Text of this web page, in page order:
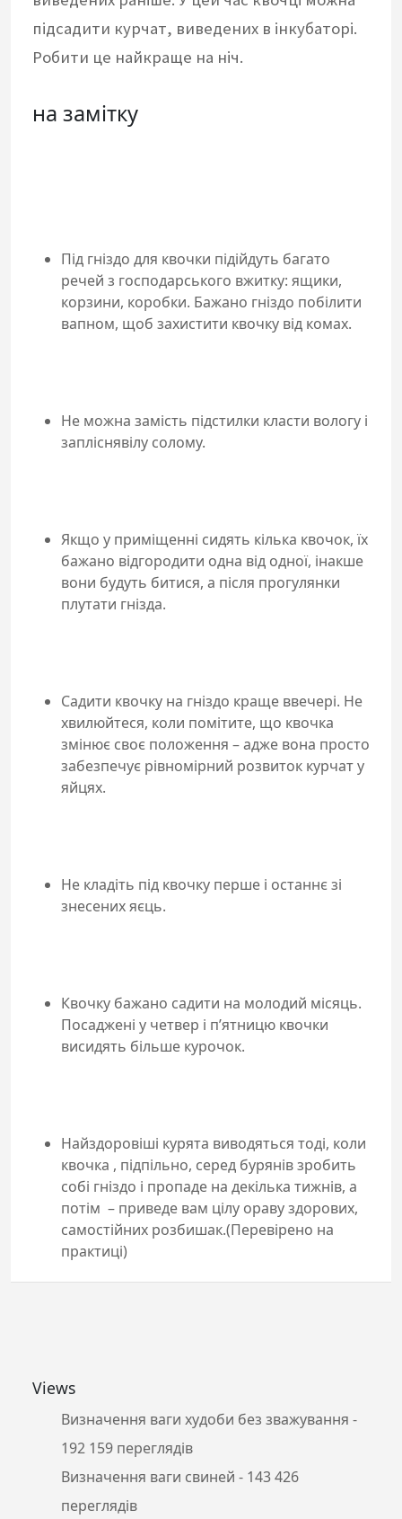
підсадити курчат, виведених в інкубаторі.
Робити це найкраще на ніч.
на замітку
Під гніздо для квочки підійдуть багато
речей з господарського вжитку: ящики,
корзини, коробки. Бажано гніздо побілити
вапном, щоб захистити квочку від комах.
Не можна замість підстилки класти вологу і
запліснявілу солому.
Якщо у приміщенні сидять кілька квочок, їх
бажано відгородити одна від одної, інакше
вони будуть битися, а після прогулянки
плутати гнізда.
Садити квочку на гніздо краще ввечері. Не
хвилюйтеся, коли помітите, що квочка
змінює своє положення – адже вона просто
забезпечує рівномірний розвиток курчат у
яйцях.
Не кладіть під квочку перше і останнє зі
знесених яєць.
Квочку бажано садити на молодий місяць.
Посаджені у четвер і п’ятницю квочки
висидять більше курочок.
Найздоровіші курята виводяться тоді, коли
квочка , підпільно, серед бурянів зробить
собі гніздо і пропаде на декілька тижнів, а
потім – приведе вам цілу ораву здорових,
самостійних розбишак.(Перевірено на
практиці)
Views
Визначення ваги худоби без зважування -
192 159 переглядів
Визначення ваги свиней - 143 426
переглядів